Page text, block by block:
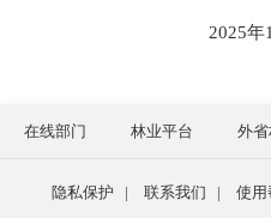
2025年1
在线部门 林业平台 外
隐私保护 | 联系我们 | 使用